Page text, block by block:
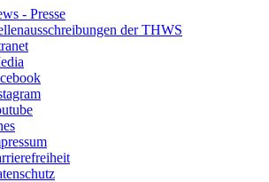
- Presse
der THWS